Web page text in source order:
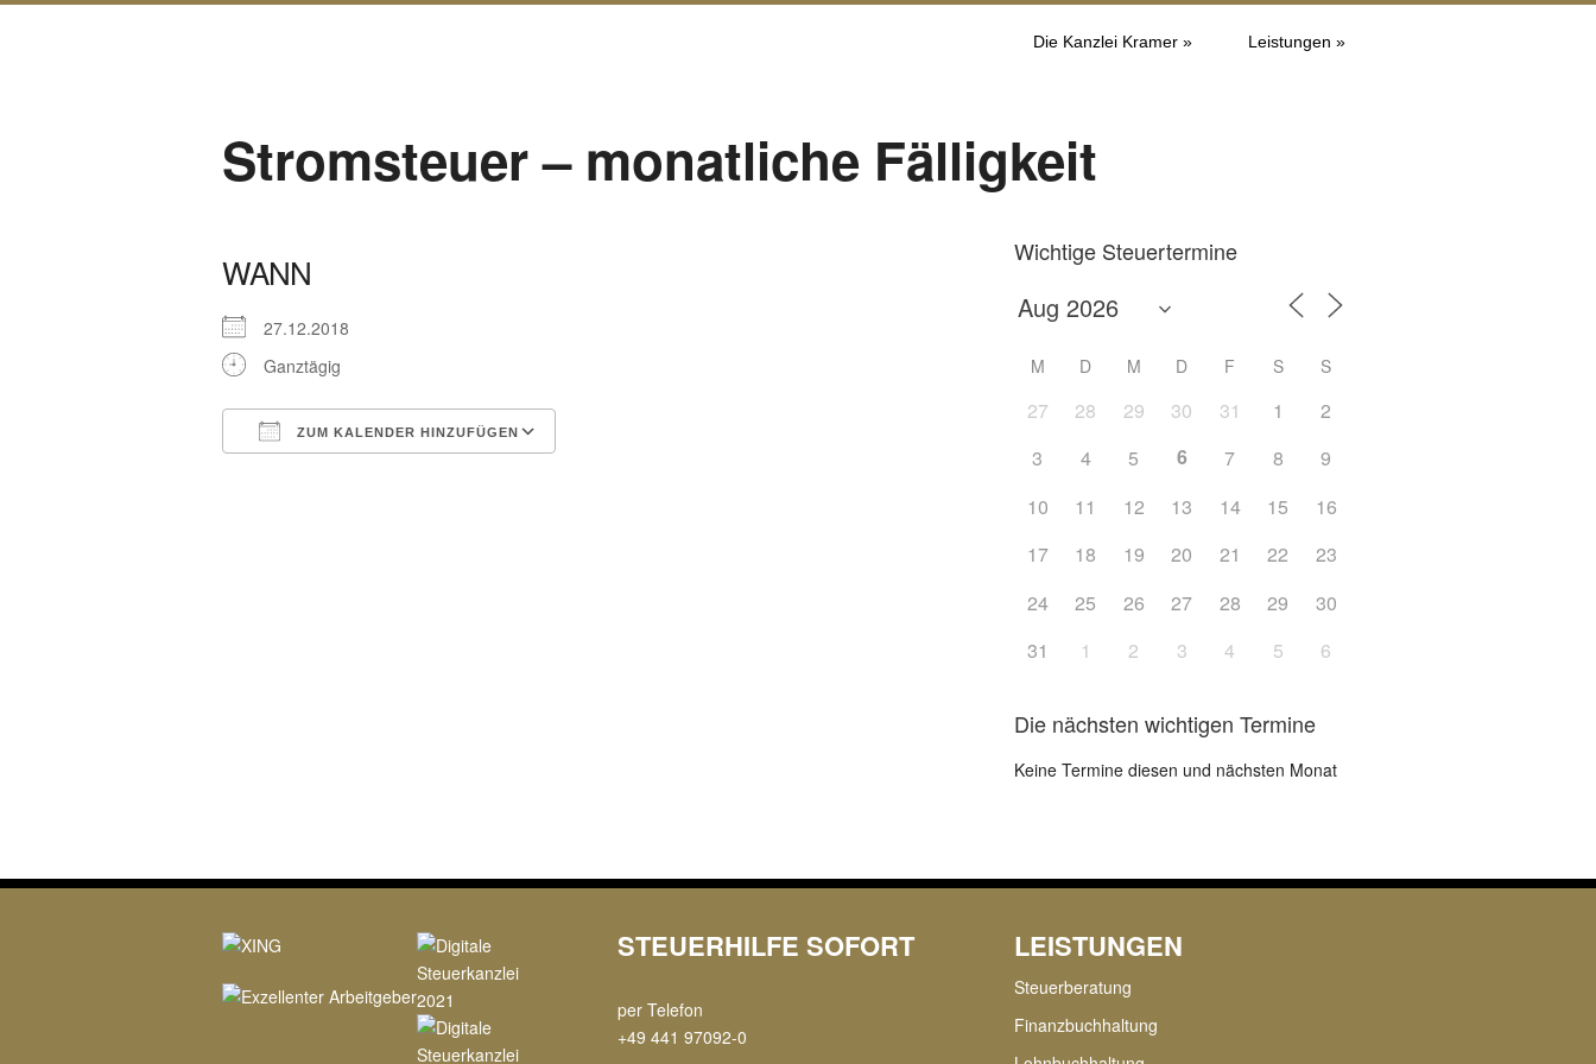
Die Kanzlei Kramer » Leistungen »
Stromsteuer – monatliche Fälligkeit
WANN
27.12.2018
Ganztägig
ZUM KALENDER HINZUFÜGEN
Wichtige Steuertermine
M D M D F S S
27 28 29 30 31 1
2
3
4 5 6 7 8
9
10
11 12 13 14 15
16
17
18 19 20 21 22
23
24
25 26 27 28 29
30
31
1 2 3 4 5 6
Die nächsten wichtigen Termine
Keine Termine diesen und nächsten Monat
STEUERHILFE SOFORT
per Telefon
+49 441 97092-0
LEISTUNGEN
Steuerberatung
Finanzbuchhaltung